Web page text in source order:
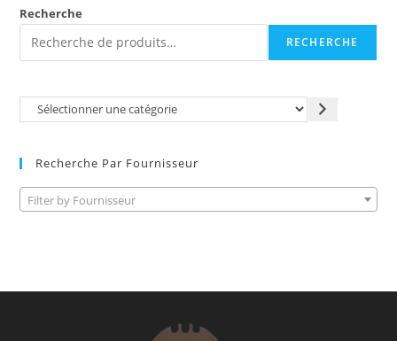
Recherche
RECHERCHE
Recherche Par Fournisseur
Filter by Fournisseur